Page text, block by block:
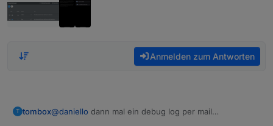
Anmelden zum Antworten
T tombox@daniello dann mal ein debug log per mail